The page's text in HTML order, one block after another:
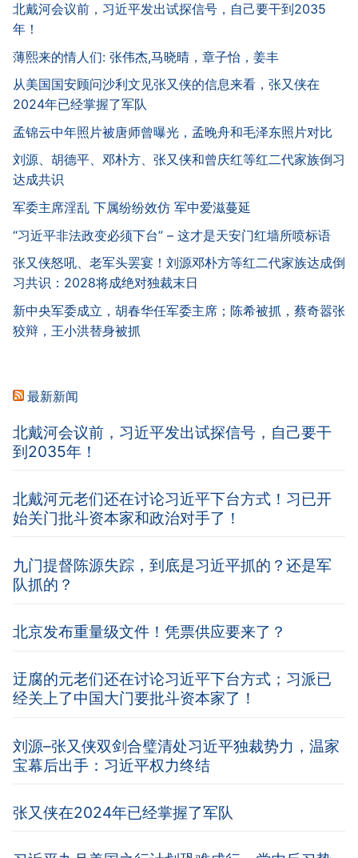
北戴河会议前，习近平发出试探信号，自己要干到2035
年！
薄熙来的情人们: 张伟杰,马晓晴，章子怡，姜丰
从美国国安顾问沙利文见张又侠的信息来看，张又侠在
2024年已经掌握了军队
孟锦云中年照片被唐师曾曝光，孟晚舟和毛泽东照片对比
刘源、胡德平、邓朴方、张又侠和曾庆红等红二代家族倒习
达成共识
军委主席淫乱 下属纷纷效仿 军中爱滋蔓延
“习近平非法政变必须下台” – 这才是天安门红墙所喷标语
张又侠怒吼、老军头罢宴！刘源邓朴方等红二代家族达成倒
习共识：2028将成绝对独裁末日
新中央军委成立，胡春华任军委主席；陈希被抓，蔡奇嚣张
狡辩，王小洪替身被抓
最新新闻
北戴河会议前，习近平发出试探信号，自己要干
到2035年！
北戴河元老们还在讨论习近平下台方式！习已开
始关门批斗资本家和政治对手了！
九门提督陈源失踪，到底是习近平抓的？还是军
队抓的？
北京发布重量级文件！凭票供应要来了？
迂腐的元老们还在讨论习近平下台方式；习派已
经关上了中国大门要批斗资本家了！
刘源–张又侠双剑合璧清处习近平独裁势力，温家
宝幕后出手：习近平权力终结
张又侠在2024年已经掌握了军队